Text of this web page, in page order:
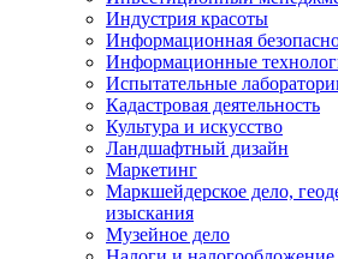
Индустрия красоты
Информационная
Информационные
Испытательные
Кадастровая деятельность
Культура и искусство
Ландшафтный дизайн
Маркетинг
Маркшейдерское дело,
изыскания
Музейное дело